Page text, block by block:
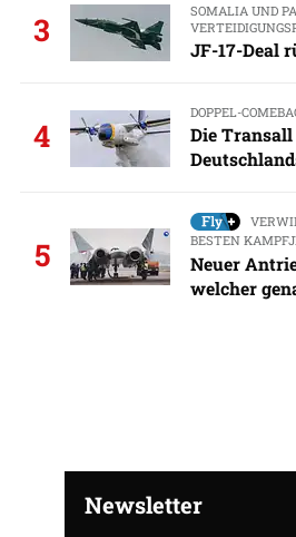
3
SOMALIA UND
JF-17-Deal
4
DOPPEL-
Die
5
BESTEN
Neuer
welcher
Newsletter